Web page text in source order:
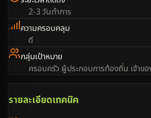
2-3 วันทำการ
ความครอบคลุม
ดี
กลุ่มเป้าหมาย
ครอบครัว ผู้ประกอบการท้องถิ่น เจ้าข
รายละเอียดเทคนิค